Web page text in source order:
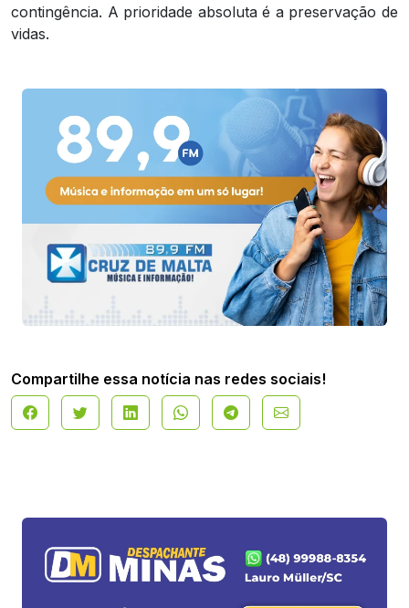
contingência. A prioridade absoluta é a preservação de
vidas.
Compartilhe essa notícia nas redes sociais!